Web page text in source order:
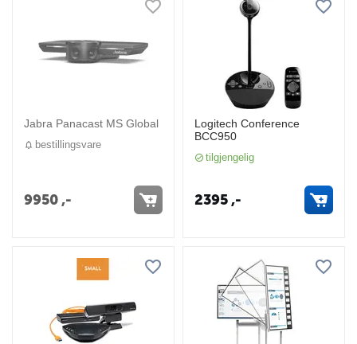
Jabra Panacast MS Global
bestillingsvare
9950 ,-
Logitech Conference
BCC950
tilgjengelig
2395,-